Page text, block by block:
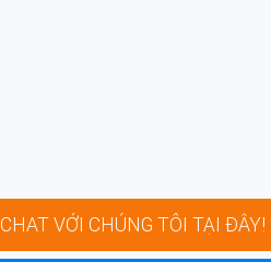
CHAT VỚI CHÚNG TÔI TẠI ĐÂY!